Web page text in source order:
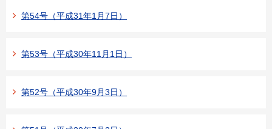
第54号（平成31年1月7日）
第53号（平成30年11月1日）
第52号（平成30年9月3日）